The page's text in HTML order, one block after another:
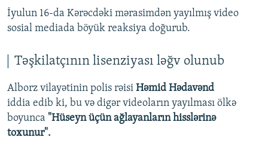
İyulun 16-da Kərəcdəki mərasimdən yayılmış video
sosial mediada böyük reaksiya doğurub.
Təşkilatçının lisenziyası ləğv olunub
Alborz vilayətinin polis rəisi Həmid Hədavənd
iddia edib ki, bu və digər videoların yayılması ölkə
boyunca "Hüseyn üçün ağlayanların hisslərinə
toxunur".